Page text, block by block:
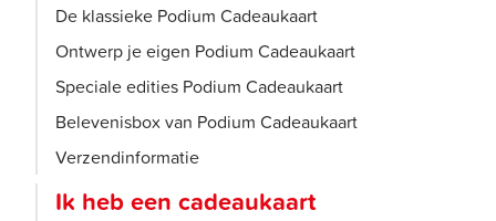
De klassieke Podium Cadeaukaart
Ontwerp je eigen Podium Cadeaukaart
Speciale edities Podium Cadeaukaart
Belevenisbox van Podium Cadeaukaart
Verzendinformatie
Ik heb een cadeaukaart